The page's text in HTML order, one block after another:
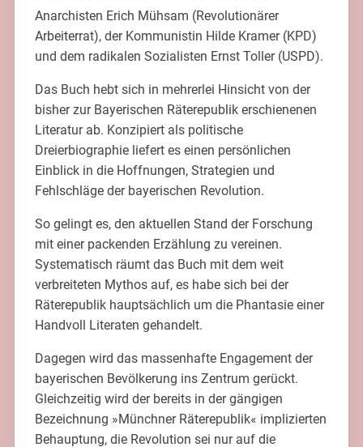
Anarchisten Erich Mühsam (Revolutionärer
Arbeiterrat), der Kommunistin Hilde Kramer (KPD)
und dem radikalen Sozialisten Ernst Toller (USPD).
Das Buch hebt sich in mehrerlei Hinsicht von der
bisher zur Bayerischen Räterepublik erschienenen
Literatur ab. Konzipiert als politische
Dreierbiographie liefert es einen persönlichen
Einblick in die Hoffnungen, Strategien und
Fehlschläge der bayerischen Revolution.
So gelingt es, den aktuellen Stand der Forschung
mit einer packenden Erzählung zu vereinen.
Systematisch räumt das Buch mit dem weit
verbreiteten Mythos auf, es habe sich bei der
Räterepublik hauptsächlich um die Phantasie einer
Handvoll Literaten gehandelt.
Dagegen wird das massenhafte Engagement der
bayerischen Bevölkerung ins Zentrum gerückt.
Gleichzeitig wird der bereits in der gängigen
Bezeichnung »Münchner Räterepublik« implizierten
Behauptung, die Revolution sei nur auf die